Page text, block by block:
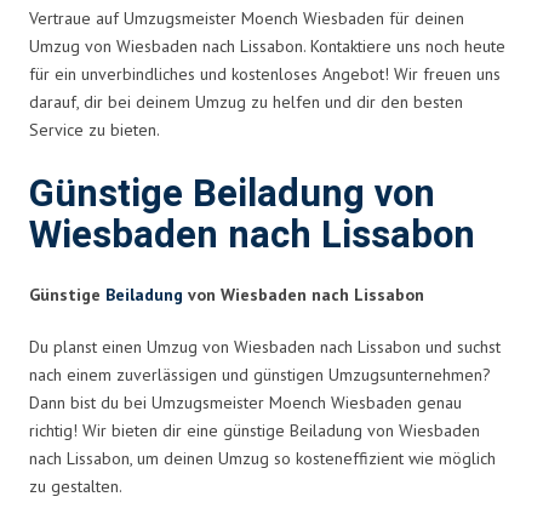
Vertraue auf Umzugsmeister Moench Wiesbaden für deinen
Umzug von Wiesbaden nach Lissabon. Kontaktiere uns noch heute
für ein unverbindliches und kostenloses Angebot! Wir freuen uns
darauf, dir bei deinem Umzug zu helfen und dir den besten
Service zu bieten.
Günstige Beiladung von
Wiesbaden nach Lissabon
Günstige Beiladung von Wiesbaden nach Lissabon
Du planst einen Umzug von Wiesbaden nach Lissabon und suchst
nach einem zuverlässigen und günstigen Umzugsunternehmen?
Dann bist du bei Umzugsmeister Moench Wiesbaden genau
richtig! Wir bieten dir eine günstige Beiladung von Wiesbaden
nach Lissabon, um deinen Umzug so kosteneffizient wie möglich
zu gestalten.